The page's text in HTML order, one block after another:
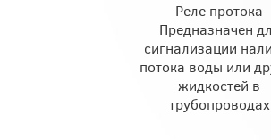
Реле протока
Предназначен
сигнализации
потока воды или
жидкостей в
трубопроводах